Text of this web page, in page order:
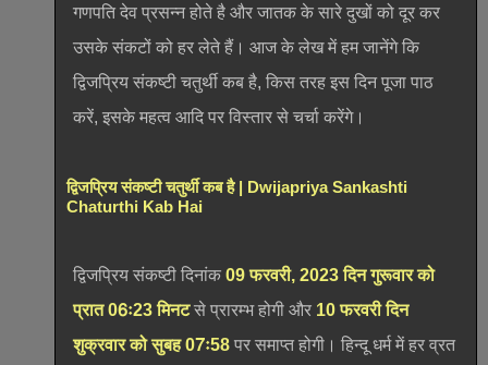
गणपति देव प्रसन्न होते है और जातक के सारे दुखों को दूर कर
उसके संकटों को हर लेते हैं। आज के लेख में हम जानेंगे कि
द्विजप्रिय संकष्टी चतुर्थी कब है, किस तरह इस दिन पूजा पाठ
करें, इसके महत्व आदि पर विस्तार से चर्चा करेंगे।
द्विजप्रिय संकष्टी चतुर्थी कब है | Dwijapriya Sankashti
Chaturthi Kab Hai
द्विजप्रिय संकष्टी दिनांक09 फरवरी, 2023 दिन गुरूवार को
प्रात 06ः23 मिनटसे प्रारम्भ होगी और 10 फरवरी दिन
शुक्रवार को सुबह 07ः58 पर समाप्त होगी। हिन्दू धर्म में हर व्रत